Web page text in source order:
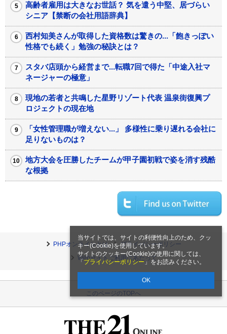
当サイトでは、サイトの利便性向上のため、クッ
キー(Cookie)を使用しています。
サイトのクッキー(Cookie)の使用に関しては、
「 プライバシーポリシー 」をお読みください。
OK
高齢者雇用は大きなお世話？ 気を遣う中堅、居づらい
シニア【禁断の会社用語辞典】
西村知美さんが取得した資格数は驚きの...「飽きっぽい
性格でも続く」勉強の秘訣とは？
スタバ店頭から経営まで...転職7回で得た「中途入社マ
ネージャーの極意」
現地の若者と共鳴した星野リゾート代表 温泉街復興プ
ロジェクトの現在地
「女性管理職が増えない...」 多様性に乗り遅れる会社に
足りないものは？
地方大会を圧勝したチームが甲子園初戦で姿を消す残酷
な根拠
PHPオンラインとは
プライバシーポリシー
Webサイトご利用にあたって
このページのTOPへ